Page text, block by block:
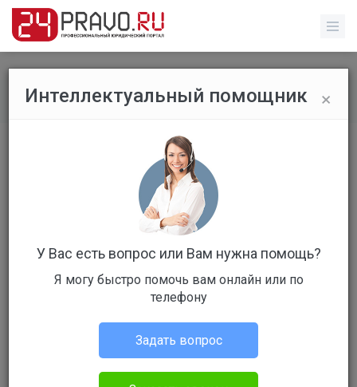
Все вопросы / Налоговое право
долги после смерти отца
Вопрос уже решен
×
Интеллектуальный помощник
У Вас есть вопрос или Вам нужна помощь?
Я могу быстро помочь вам онлайн или по
телефону
Задать вопрос